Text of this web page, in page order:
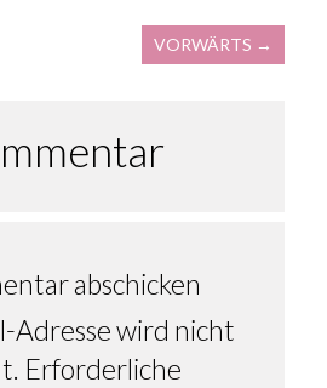
VORWÄRTS →
abschicken
Adresse wird nicht
Erforderliche